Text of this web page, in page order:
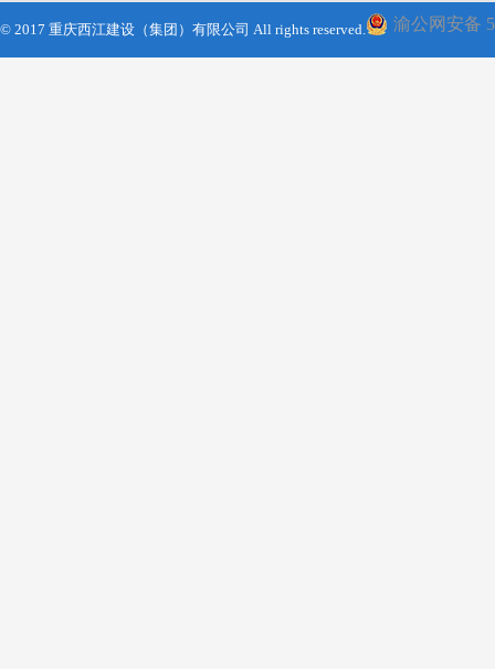
© 2017 重庆西江建设（集团）有限公司 All rights reserved. 渝公网安备